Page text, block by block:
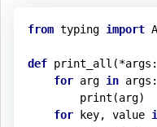
from typing import
def print_all
for arg in args:
        print(arg)
for key, value